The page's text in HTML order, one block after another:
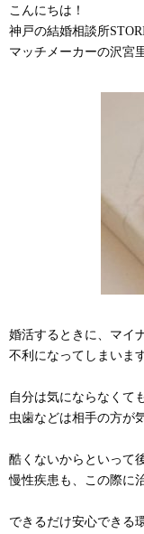
こんにちは！
神戸の結婚相談所
マッチメーカーの沢宮
婚活するときに、マイ
不利になってしまいます
自分は気にならなくても
虫歯などは相手の方が
酷くないからといって
慢性疾患も、この際に
できるだけ安心できる